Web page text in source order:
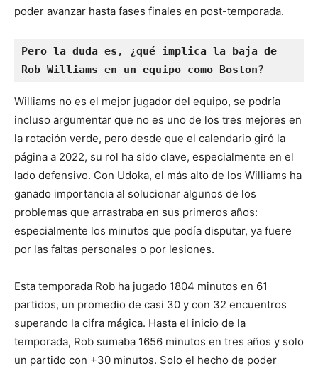
poder avanzar hasta fases finales en post-temporada.
Pero la duda es, ¿qué implica la baja de
Rob Williams en un equipo como Boston?
Williams no es el mejor jugador del equipo, se podría
incluso argumentar que no es uno de los tres mejores en
la rotación verde, pero desde que el calendario giró la
página a 2022, su rol ha sido clave, especialmente en el
lado defensivo. Con Udoka, el más alto de los Williams ha
ganado importancia al solucionar algunos de los
problemas que arrastraba en sus primeros años:
especialmente los minutos que podía disputar, ya fuere
por las faltas personales o por lesiones.
Esta temporada Rob ha jugado 1804 minutos en 61
partidos, un promedio de casi 30 y con 32 encuentros
superando la cifra mágica. Hasta el inicio de la
temporada, Rob sumaba 1656 minutos en tres años y solo
un partido con +30 minutos. Solo el hecho de poder